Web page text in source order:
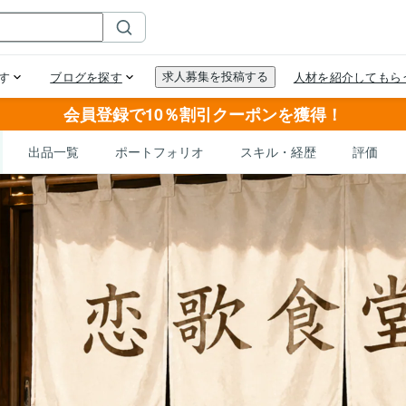
会員登録で10％割引クーポンを獲得！
出品一覧 ポートフォリオ スキル・経歴 評価